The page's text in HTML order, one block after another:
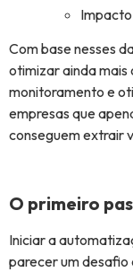
Com base nesses
otimizar ainda mais
monitoramento e
empresas que
conseguem extrair
O primeiro
Iniciar a
parecer um desafio